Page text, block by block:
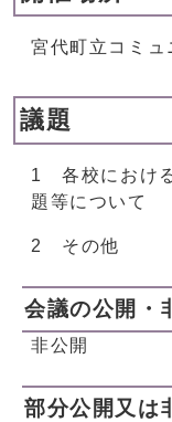
宮代町立コミ
議題
1 各校におけ
題等について
2 その他
会議の公開・
非公開
部分公開又は